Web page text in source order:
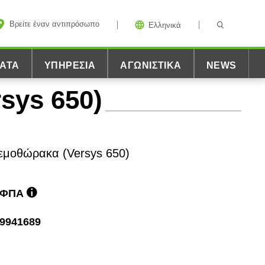
Βρείτε έναν αντιπρόσωπο Ελληνικά
ΥΠΗΡΕΣΊΑ ΑΓΩΝΙΣΤΙΚΆ NEWS
650)
(Versys 650)
ΦΠΑ